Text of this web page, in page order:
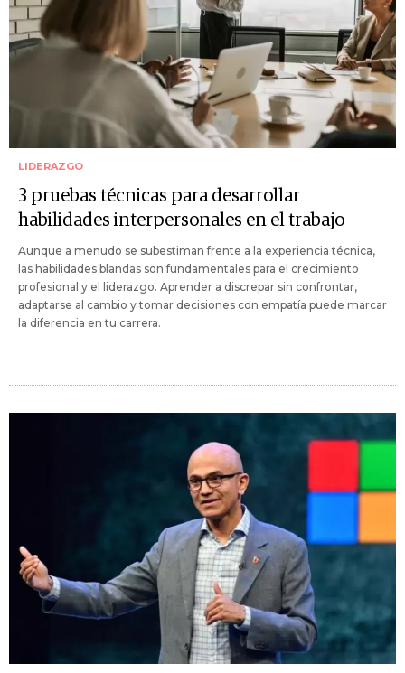
LIDERAZGO
3 pruebas técnicas para desarrollar
habilidades interpersonales en el trabajo
Aunque a menudo se subestiman frente a la experiencia técnica,
las habilidades blandas son fundamentales para el crecimiento
profesional y el liderazgo. Aprender a discrepar sin confrontar,
adaptarse al cambio y tomar decisiones con empatía puede marcar
la diferencia en tu carrera.